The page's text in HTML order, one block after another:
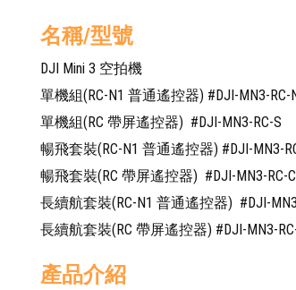
名稱/型號
DJI Mini 3 空拍機
單機組(RC-N1 普通遙控器) #DJI-MN3-RC-
單機組(RC 帶屏遙控器) #DJI-MN3-RC-S
暢飛套裝(RC-N1 普通遙控器) #DJI-MN3-
暢飛套裝(RC 帶屏遙控器) #DJI-MN3-RC-C
長續航套裝(RC-N1 普通遙控器) #DJI-
長續航套裝(RC 帶屏遙控器) #DJI-MN3-
產品介紹